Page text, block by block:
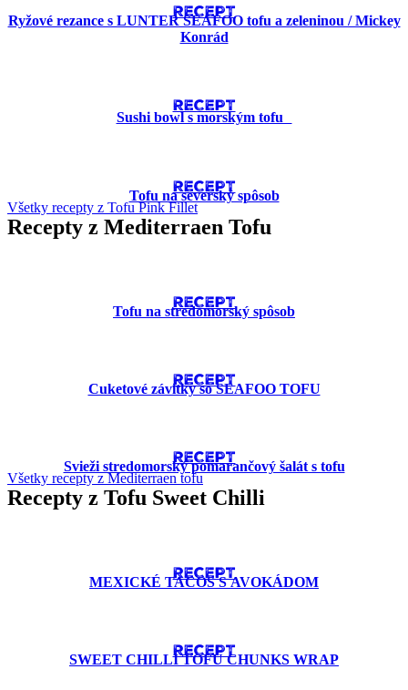
RECEPT
Ryžové rezance s LUNTER SEAFOO tofu a zeleninou / Mickey
Konrád
RECEPT
Sushi bowl s morským tofu
RECEPT
Tofu na severský spôsob
Všetky recepty z Tofu Pink Fillet
Recepty z Mediterraen Tofu
RECEPT
Tofu na stredomorský spôsob
RECEPT
Cuketové závitky so SEAFOO TOFU
RECEPT
Svieži stredomorský pomarančový šalát s tofu
Všetky recepty z Mediterraen tofu
Recepty z Tofu Sweet Chilli
RECEPT
MEXICKÉ TACOS S AVOKÁDOM
RECEPT
SWEET CHILLI TOFU CHUNKS WRAP